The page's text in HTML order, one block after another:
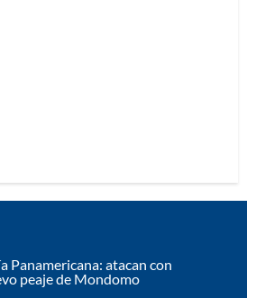
Panamericana: atacan con
peaje de Mondomo